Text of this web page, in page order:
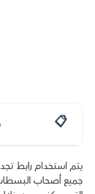
يتم استخدام رابط
جميع أصحاب